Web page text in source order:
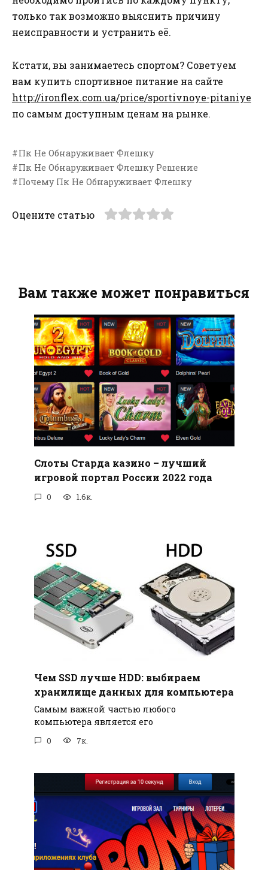
только так возможно выяснить причину
неисправности и устранить её.
Кстати, вы занимаетесь спортом? Советуем
вам купить спортивное питание на сайте
http://ironflex.com.ua/price/sportivnoye-pitaniye
по самым доступным ценам на рынке.
Пк Не Обнаруживает Флешку
Пк Не Обнаруживает Флешку Решение
Почему Пк Не Обнаруживает Флешку
Оцените статью
Вам также может понравиться
Слоты Старда казино – лучший
игровой портал России 2022 года
0 1.6к.
Чем SSD лучше HDD: выбираем
хранилище данных для компьютера
Самым важной частью любого
компьютера является его
0 7к.